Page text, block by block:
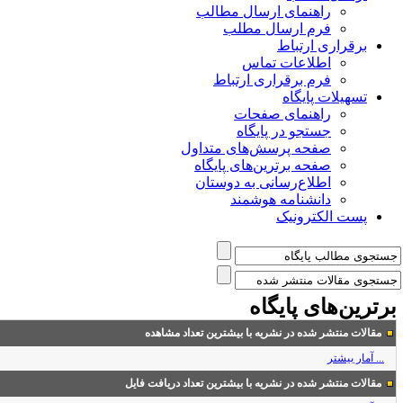
راهنمای ارسال مطالب
فرم ارسال مطلب
برقراری ارتباط
اطلاعات تماس
فرم برقراری ارتباط
تسهیلات پایگاه
راهنمای صفحات
جستجو در پایگاه
صفحه پرسش‌های متداول
صفحه برترین‌های پایگاه
اطلاع‌رسانی به دوستان
دانشنامه هوشمند
پست الکترونیک
پایگاه
مقالات منتشر شده در نشریه با بیشترین تعداد مشاهده
... آمار بیشتر
مقالات منتشر شده در نشریه با بیشترین تعداد دریافت فایل